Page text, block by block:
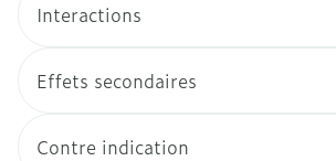
Interactions
Effets secondaires
Contre indication